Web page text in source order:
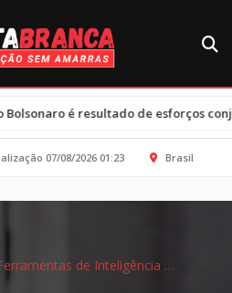
esforços conjuntos e clima tenso
07/08/2026 01:23 Brasil
Ferramentas de Inteligência Artificial para Simular Entrevistas de Emprego